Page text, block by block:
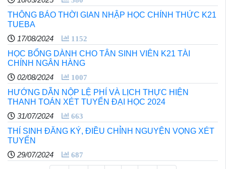
THÔNG BÁO THỜI GIAN NHẬP HỌC CHÍNH THỨC K21
TUEBA
17/08/2024
1152
HỌC BỔNG DÀNH CHO TÂN SINH VIÊN K21 TÀI
CHÍNH NGÂN HÀNG
02/08/2024
1007
HƯỚNG DẪN NỘP LỆ PHÍ VÀ LỊCH THỰC HIỆN
THANH TOÁN XÉT TUYỂN ĐẠI HỌC 2024
31/07/2024
663
THÍ SINH ĐĂNG KÝ, ĐIỀU CHỈNH NGUYỆN VỌNG XÉT
TUYỂN
29/07/2024
687